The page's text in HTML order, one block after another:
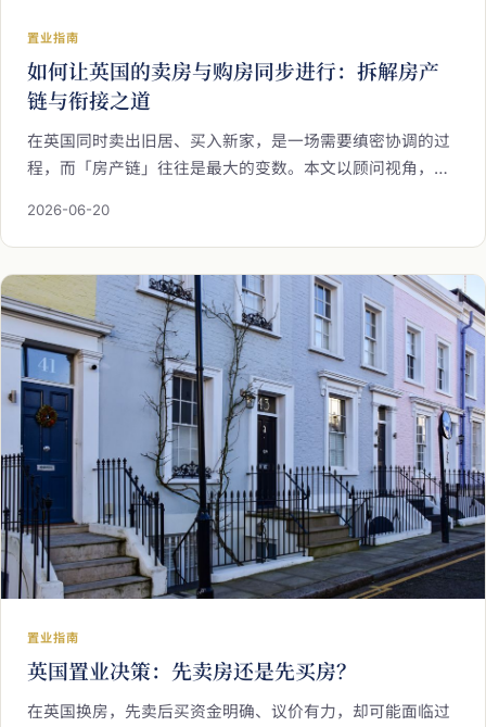
置业指南
如何让英国的卖房与购房同步进行：拆解房产
链与衔接之道
在英国同时卖出旧居、买入新家，是一场需要缜密协调的过
程，而「房产链」往往是最大的变数。本文以顾问视角，为
房的每一个环节，都安排得从容稳妥。
2026-06-20
置业指南
英国置业决策：先卖房还是先买房？
在英国换房，先卖后买资金明确、议价有力，却可能面临过